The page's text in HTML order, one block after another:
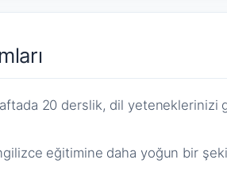
20 derslik, dil yeteneklerinizi
eğitimine daha yoğun bir